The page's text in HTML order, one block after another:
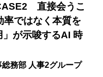
直接会うこ
ではなく本質を
が示唆するAI 時
務部 人事2グループ